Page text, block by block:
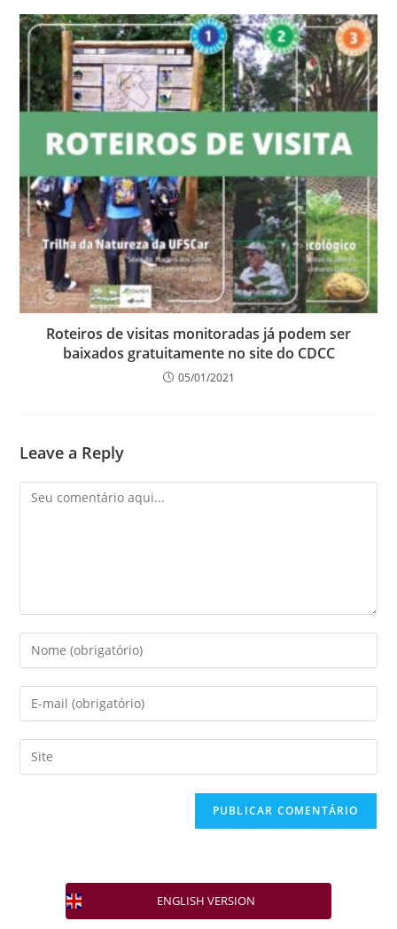
Roteiros de visitas monitoradas já podem ser
baixados gratuitamente no site do CDCC
05/01/2021
Leave a Reply
ENGLISH VERSION